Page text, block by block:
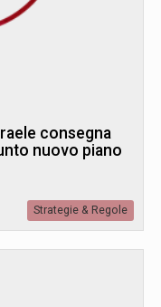
consegna
nuovo piano
Strategie & Regole